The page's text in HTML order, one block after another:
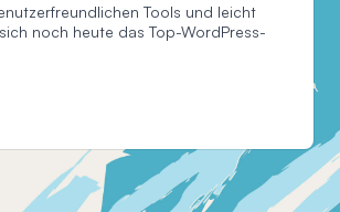
Tools und leicht
noch heute das Top-WordPress-